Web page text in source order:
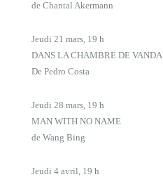
de Chantal Akermann
Jeudi 21 mars, 19 h
DANS LA CHAMBRE DE VANDA
De Pedro Costa
Jeudi 28 mars, 19 h
MAN WITH NO NAME
de Wang Bing
Jeudi 4 avril, 19 h